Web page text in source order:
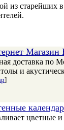
из старейших
Магазин
доставка
и
]
цветные